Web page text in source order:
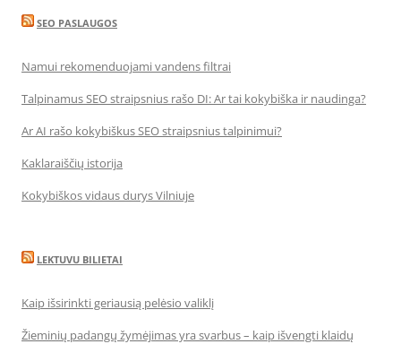
SEO PASLAUGOS
Namui rekomenduojami vandens filtrai
Talpinamus SEO straipsnius rašo DI: Ar tai kokybiška ir naudinga?
Ar AI rašo kokybiškus SEO straipsnius talpinimui?
Kaklaraiščių istorija
Kokybiškos vidaus durys Vilniuje
LEKTUVU BILIETAI
Kaip išsirinkti geriausią pelėsio valiklį
Žieminių padangų žymėjimas yra svarbus – kaip išvengti klaidų